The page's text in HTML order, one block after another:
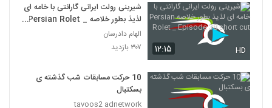
۱۲:۱۵ HD
شیرینی رولت ایرانی گارانتی با خامه ای
لذیذ بطور خلاصه Persian Rolet _
Episode 38 short cut
الهام دادرسان
۳۰۷ بازدید
10 حرکت مسابقات شب گذشته ی
بسکتبال
tavoos2 adnetwork